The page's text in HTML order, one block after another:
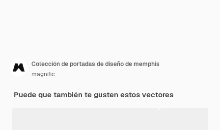
Colección de portadas de diseño de memphis
magnific
Puede que también te gusten estos vectores